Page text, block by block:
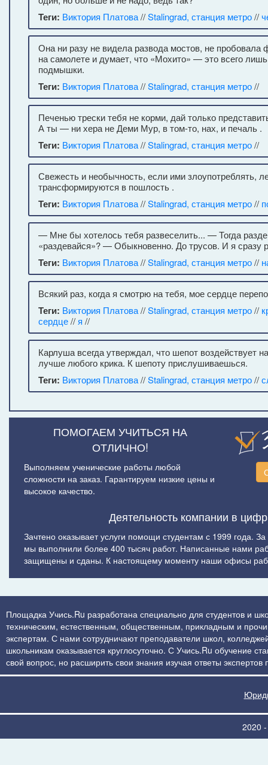
Теги: Виктория Платова//Stalingrad, станция метро//
Она ни разу не видела развода мостов, не пробовала
на самолете и думает, что «Мохито» — это всего
подмышки.
Теги: Виктория Платова//Stalingrad, станция метро//
Печенью трески тебя не корми, дай только
А ты — ни хера не Деми Мур, в том-то, нах, и печаль .
Теги: Виктория Платова//Stalingrad, станция метро//
Свежесть и необычность, если ими злоупотреблять,
трансформируются в пошлость .
Теги: Виктория Платова//Stalingrad, станция метро//
— Мне бы хотелось тебя развеселить... — Тогда
«раздевайся»? — Обыкновенно. До трусов. И я сразу
Теги: Виктория Платова//Stalingrad, станция метро//
Всякий раз, когда я смотрю на тебя, мое сердце
Теги: Виктория Платова//Stalingrad, станция метро//
сердце//я //
Карлуша всегда утверждал, что шепот воздействует
лучше любого крика. К шепоту прислушиваешься.
Теги: Виктория Платова//Stalingrad, станция метро//
ПОМОГАЕМ УЧИТЬСЯ НА
ОТЛИЧНО!
Выполняем ученические работы любой
сложности на заказ. Гарантируем низкие цены и
высокое качество.
Деятельность компании в
Зачтено оказывает услуги помощи студентам с 1999 года.
мы выполнили более 400 тысяч работ. Написанные нами
защищены и сданы. К настоящему моменту наши офисы
Площадка Учись.Ru разработана специально для студентов и
техническим, естественным, общественным, прикладным и
экспертам. С нами сотрудничают преподаватели школ,
школьникам оказывается круглосуточно. С Учись.Ru обучение
свой вопрос, но расширить свои знания изучая ответы
2020